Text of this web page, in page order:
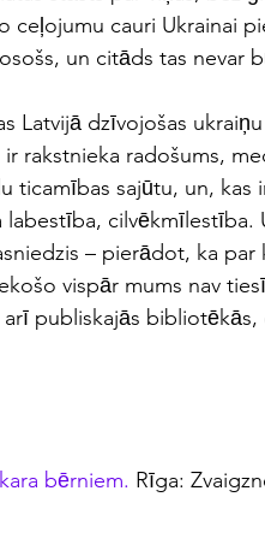
cauri Ukrainai
un citāds tas nevar
Latvijā dzīvojošas
rakstnieka radošums,
ticamības sajūtu, un, kas
cilvēkmīlestība.
– pierādot, ka par
vispār mums nav
publiskajās
bērniem. Rīga: